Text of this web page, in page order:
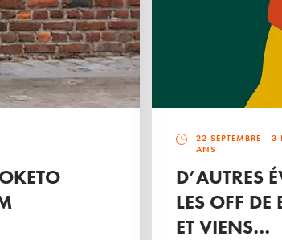
22 SEPTEMBRE -3
ANS
D’AUTRES
LES OFF
ET VIENS…